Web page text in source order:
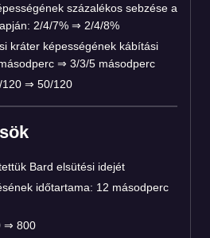
százalékos sebzése a
2/4/7% ⇒ 2/4/8%
kráter képességének kábítási
⇒ 3/3/5 másodperc
120 ⇒ 50/120
Bard elsütési idejét
időtartama: 12 másodperc
⇒ 800